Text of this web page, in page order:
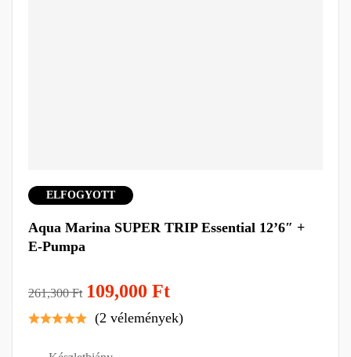
ELFOGYOTT
Aqua Marina SUPER TRIP Essential 12’6″ +
E-Pumpa
261,300Ft 109,000 Ft
(2 vélemények)